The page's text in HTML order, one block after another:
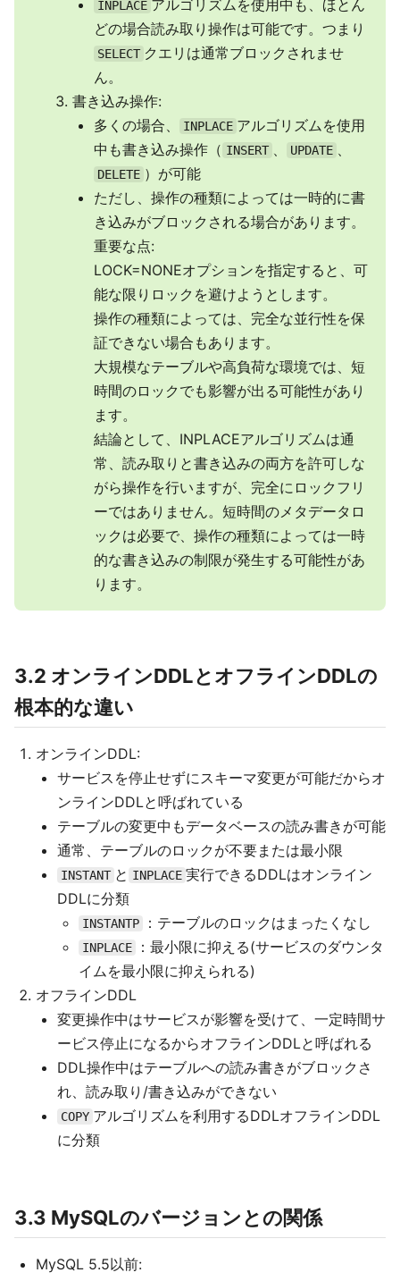
INPLACE アルゴリズムを使用中も、ほとん
どの場合読み取り操作は可能です。つまり
SELECT クエリは通常ブロックされませ
ん。
書き込み操作:
多くの場合、
INPLACE アルゴリズムを使用
中も書き込み操作（ INSERT 、 UPDATE 、
DELETE ）が可能
ただし、操作の種類によっては一時的に書
き込みがブロックされる場合があります。
重要な点:
LOCK=NONEオプションを指定すると、可
能な限りロックを避けようとします。
操作の種類によっては、完全な並行性を保
証できない場合もあります。
大規模なテーブルや高負荷な環境では、短
時間のロックでも影響が出る可能性があり
ます。
結論として、INPLACEアルゴリズムは通
常、読み取りと書き込みの両方を許可しな
がら操作を行いますが、完全にロックフリ
ーではありません。短時間のメタデータロ
ックは必要で、操作の種類によっては一時
的な書き込みの制限が発生する可能性があ
ります。
3.2 オンラインDDLとオフラインDDLの
根本的な違い
オンラインDDL:
サービスを停止せずにスキーマ変更が可能だからオ
ンラインDDLと呼ばれている
テーブルの変更中もデータベースの読み書きが可能
通常、テーブルのロックが不要または最小限
INSTANT と INPLACE 実行できるDDLはオンライン
DDLに分類
INSTANTP ：テーブルのロックはまったくなし
INPLACE
：最小限に抑える(サービスのダウンタ
イムを最小限に抑えられる)
オフラインDDL
変更操作中はサービスが影響を受けて、一定時間サ
ービス停止になるからオフラインDDLと呼ばれる
DDL操作中はテーブルへの読み書きがブロックさ
れ、読み取り/書き込みができない
COPY アルゴリズムを利用するDDLオフラインDDL
に分類
3.3 MySQLのバージョンとの関係
MySQL 5.5以前: